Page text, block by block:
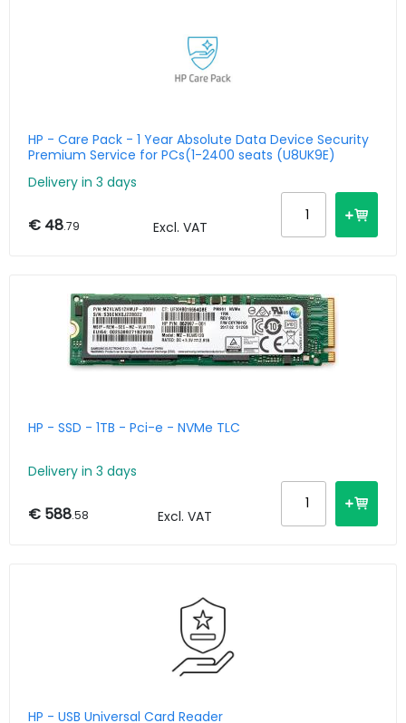
HP - Care Pack - 1 Year Absolute Data Device Security
Premium Service for PCs(1-2400 seats (U8UK9E)
Delivery in 3 days
€ 48.79 Excl. VAT
HP - SSD - 1TB - Pci-e - NVMe TLC
Delivery in 3 days
€ 588.58 Excl. VAT
HP - USB Universal Card Reader